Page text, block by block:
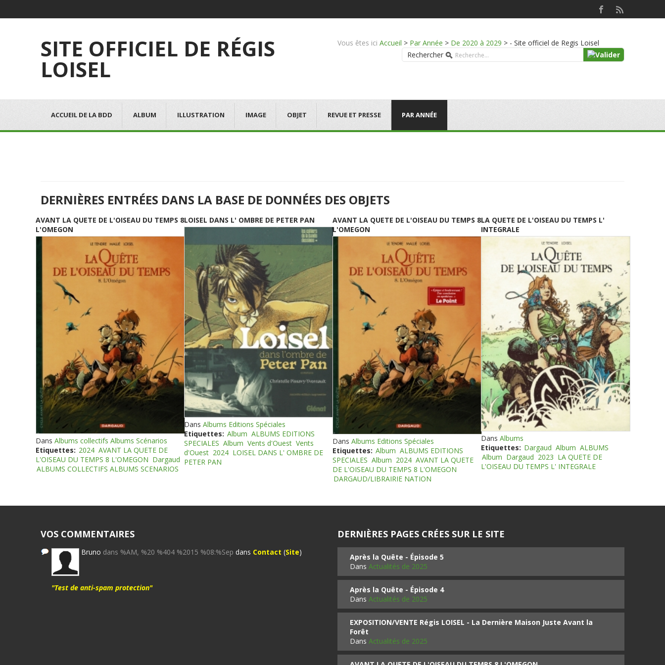
SITE OFFICIEL DE RÉGIS
LOISEL
Vous êtes ici Accueil > Par Année > De 2020 à 2029 > - Site officiel de Regis Loisel
Rechercher
ACCUEIL DE LA BDD ALBUM ILLUSTRATION IMAGE OBJET REVUE ET PRESSE PAR ANNÉE
DERNIÈRES ENTRÉES DANS LA BASE DE DONNÉES DES OBJETS
AVANT LA QUETE DE L'OISEAU DU TEMPS 8
L'OMEGON
Dans Albums collectifs Albums Scénarios
Etiquettes: 2024 AVANT LA QUETE DE
L'OISEAU DU TEMPS 8 L'OMEGON Dargaud
ALBUMS COLLECTIFS ALBUMS SCENARIOS
LOISEL DANS L' OMBRE DE PETER PAN
Dans Albums Editions Spéciales
Etiquettes: Album ALBUMS EDITIONS
SPECIALES Album Vents d'Ouest Vents
d'Ouest 2024 LOISEL DANS L' OMBRE DE
PETER PAN
AVANT LA QUETE DE L'OISEAU DU TEMPS 8
L'OMEGON
Dans Albums Editions Spéciales
Etiquettes: Album ALBUMS EDITIONS
SPECIALES Album 2024 AVANT LA QUETE
DE L'OISEAU DU TEMPS 8 L'OMEGON
DARGAUD/LIBRAIRIE NATION
LA QUETE DE L'OISEAU DU TEMPS L'
INTEGRALE
Dans Albums
Etiquettes: Dargaud Album ALBUMS
Album Dargaud 2023 LA QUETE DE
L'OISEAU DU TEMPS L' INTEGRALE
VOS COMMENTAIRES
Bruno dans %AM, %20 %404 %2015 %08:%Sep dans Contact (Site)
"Test de anti-spam protection"
DERNIÈRES PAGES CRÉES SUR LE SITE
Après la Quête - Épisode 5
Dans Actualités de 2025
Après la Quête - Épisode 4
Dans Actualités de 2025
EXPOSITION/VENTE Régis LOISEL - La Dernière Maison Juste Avant la
Forêt
Dans Actualités de 2025